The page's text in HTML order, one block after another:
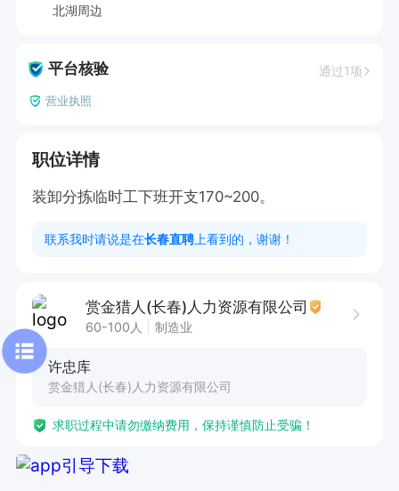
北湖周边
平台核验 通过1项
营业执照
职位详情
装卸分拣临时工下班开支170~200。
联系我时请说是在长春直聘 上看到的，谢谢！
赏金猎人(长春)人力资源有限公司
60-100人 制造业
许忠库
赏金猎人(长春)人力资源有限公司
求职过程中请勿缴纳费用，保持谨慎防止受骗！